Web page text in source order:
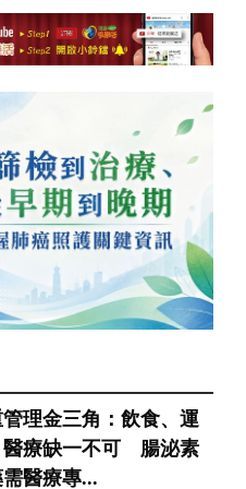
理金三角：飲食、運
醫療缺一不可 腸泌素
醫療專...